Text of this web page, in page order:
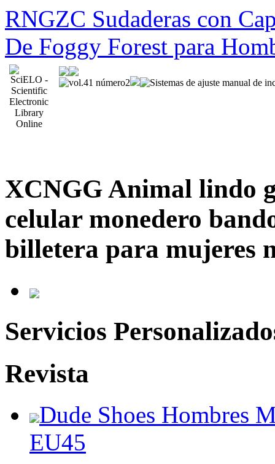
RNGZC Sudaderas con
De Foggy Forest para
XCNGG Animal lindo
celular monedero
billetera para mujeres
Servicios
Revista
Dude Shoes Hombres
EU45